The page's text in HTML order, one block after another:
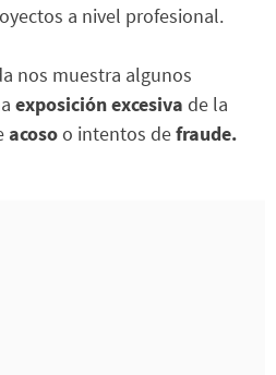
a nivel profesional.
nos muestra algunos
exposición excesiva de la
acosoo intentos defraude.